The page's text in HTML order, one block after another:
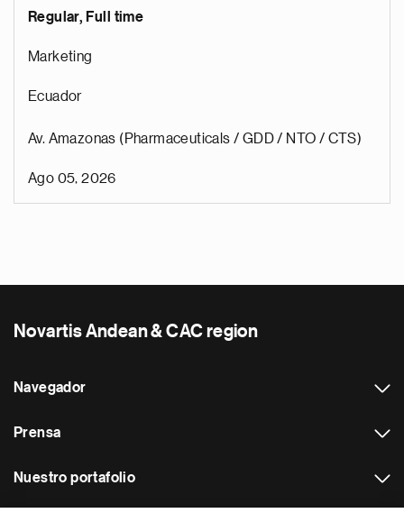
Regular, Full time
Marketing
Ecuador
Av. Amazonas (Pharmaceuticals / GDD / NTO / CTS)
Ago 05, 2026
Novartis Andean & CAC region
Navegador
Prensa
Nuestro portafolio